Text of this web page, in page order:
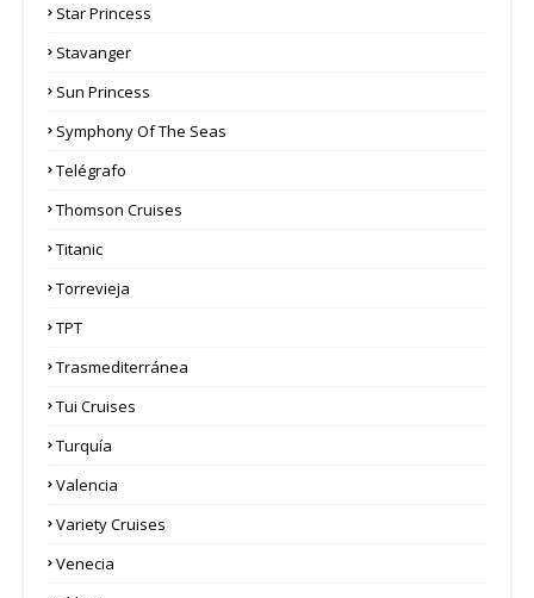
Star Princess
Stavanger
Sun Princess
Symphony Of The Seas
Telégrafo
Thomson Cruises
Titanic
Torrevieja
TPT
Trasmediterránea
Tui Cruises
Turquía
Valencia
Variety Cruises
Venecia